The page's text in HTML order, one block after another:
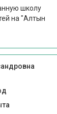
школу
на "Алтын